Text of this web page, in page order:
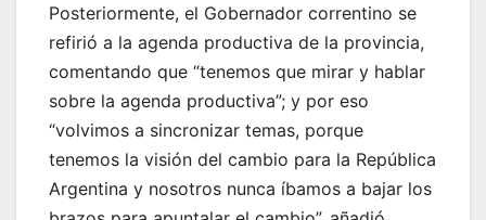
Posteriormente, el Gobernador correntino se
refirió a la agenda productiva de la provincia,
comentando que “tenemos que mirar y hablar
sobre la agenda productiva”; y por eso
“volvimos a sincronizar temas, porque
tenemos la visión del cambio para la República
Argentina y nosotros nunca íbamos a bajar los